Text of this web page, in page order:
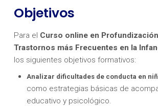
Objetivos
Para el Curso online en
Trastornos más Frecuentes en la
los siguientes objetivos formativos:
Analizar dificultades de conducta en
como estrategias básicas de
educativo y psicológico.